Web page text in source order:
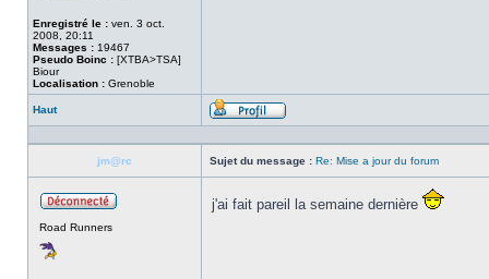
Enregistré le : ven. 3 oct.
2008, 20:11
Messages : 19467
Pseudo Boinc : [XTBA>TSA]
Biour
Localisation : Grenoble
Haut
Profil
jm@rc Sujet du message : Re: Mise a jour du forum
Road Runners
j'ai fait pareil la semaine dernière